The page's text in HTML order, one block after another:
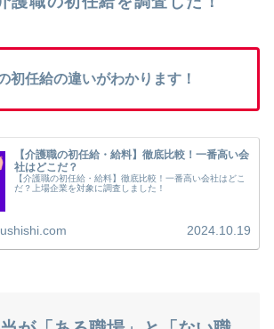
初任給の違いがわかります！
【介護職の初任給・給料】徹底比較！一番高い会
社はどこだ？
【介護職の初任給・給料】徹底比較！一番高い会社はどこ
だ？上場企業を対象に調査しました！
2024.10.19